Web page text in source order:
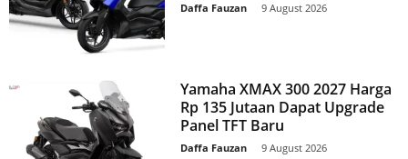
Daffa Fauzan 9 August 2026
Yamaha XMAX 300 2027 Harga
Rp 135 Jutaan Dapat Upgrade
Panel TFT Baru
Daffa Fauzan 9 August 2026